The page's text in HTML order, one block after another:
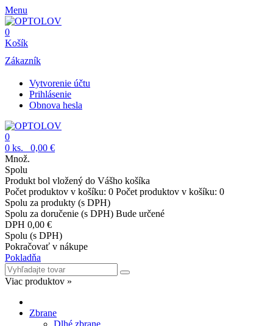
Menu
0
Košík
Zákazník
Vytvorenie účtu
Prihlásenie
Obnova hesla
0
0 ks.
0,00 €
Množ.
Spolu
Produkt bol vložený do Vášho košíka
Počet produktov v košíku: 0 Počet produktov v košíku: 0
Spolu za produkty (s DPH)
Spolu za doručenie (s DPH) Bude určené
DPH 0,00 €
Spolu (s DPH)
Pokračovať v nákupe
Pokladňa
Viac produktov »
Zbrane
Dlhé zbrane